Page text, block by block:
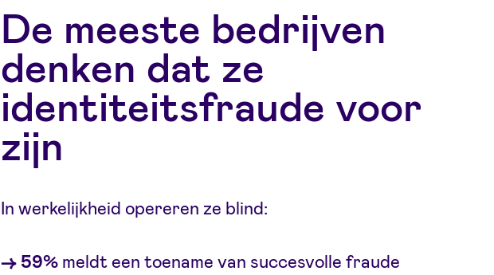
De meeste bedrijven
denken dat ze
identiteitsfraude voor
zijn
In werkelijkheid opereren ze blind:
→ 59% meldt een toename van succesvolle fraude